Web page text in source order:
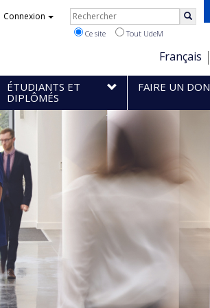
Choix
de
la
langue
Français
Connexion Rechercher
Ce site Tout UdeM
ÉTUDIANTS ET
DIPLÔMÉS
FAIRE UN DON